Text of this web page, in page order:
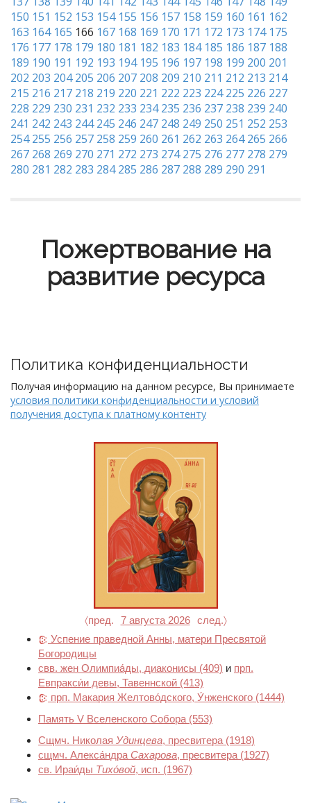
150 151 152 153 154 155 156 157 158 159 160 161 162
163 164 165 166 167 168 169 170 171 172 173 174 175
176 177 178 179 180 181 182 183 184 185 186 187 188
189 190 191 192 193 194 195 196 197 198 199 200 201
202 203 204 205 206 207 208 209 210 211 212 213 214
215 216 217 218 219 220 221 222 223 224 225 226 227
228 229 230 231 232 233 234 235 236 237 238 239 240
241 242 243 244 245 246 247 248 249 250 251 252 253
254 255 256 257 258 259 260 261 262 263 264 265 266
267 268 269 270 271 272 273 274 275 276 277 278 279
280 281 282 283 284 285 286 287 288 289 290 291
Пожертвование на
развитие ресурса
Политика конфиденциальности
Получая информацию на данном ресурсе, Вы принимаете
условия политики конфиденциальности и условий
получения доступа к платному контенту
〈пред. 7 августа 2026
след.〉
Успение праведной Анны, матери Пресвятой
Богородицы
свв. жен Олимпиа́ды, диаконисы (409) и прп.
Евпракси́и девы, Тавеннской (413)
прп. Макария Желтово́дского, У́нженского (1444)
Память V Вселенского Собора (553)
Сщмч. Николая Удинцева, пресвитера (1918)
сщмч. Алекса́ндра Сахарова, пресвитера (1927)
св. Ираи́ды Тихо́вой, исп. (1967)